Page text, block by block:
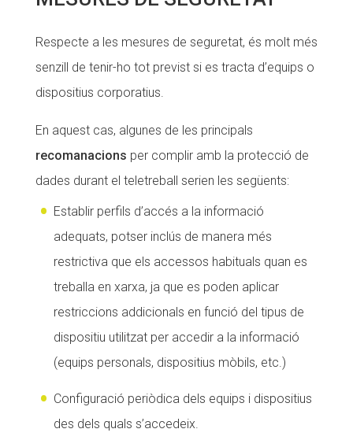
Respecte a les mesures de seguretat, és molt més
senzill de tenir-ho tot previst si es tracta d’equips o
dispositius corporatius.
En aquest cas, algunes de les principals
recomanacions per complir amb la protecció de
dades durant el teletreball serien les següents:
Establir perfils d’accés a la informació
adequats, potser inclús de manera més
restrictiva que els accessos habituals quan es
treballa en xarxa, ja que es poden aplicar
restriccions addicionals en funció del tipus de
dispositiu utilitzat per accedir a la informació
(equips personals, dispositius mòbils, etc.)
Configuració periòdica dels equips i dispositius
des dels quals s’accedeix.